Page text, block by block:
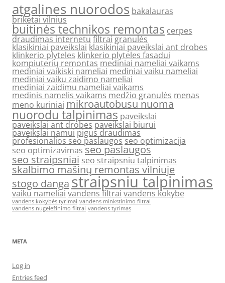
atgalines nuorodos bakalauras
briketai vilnius
buitinės technikos remontas cerpes
draudimas internetufiltraigranulės
klasikiniai paveikslai klasikiniai paveikslai ant drobes
klinkerio plyteles klinkerio plyteles fasadui
kompiuterių remontas mediniai nameliai vaikams
mediniai vaikiski nameliai mediniai vaiku nameliai
mediniai vaiku zaidimo nameliai
mediniai zaidimu nameliai vaikams
medinis namelis vaikams medžio granulės menas
meno kuriniai mikroautobusu nuoma
nuorodu talpinimas paveikslai
paveikslai ant drobespaveikslai biurui
paveikslai namui pigus draudimas
profesionalios seo paslaugos seo optimizacija
seo optimizavimas seo paslaugos
seo straipsniai seo straipsniu talpinimas
skalbimo mašinų remontas vilniuje
stogo danga straipsniu talpinimas
vaiku nameliai vandens filtrai vandens kokybe
vandens kokybės tyrimai vandens minkstinimo filtrai
vandens nugeležinimo filtrai vandens tyrimas
META
Log in
Entries feed